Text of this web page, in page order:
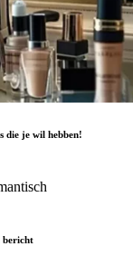
die je wil hebben!
bericht